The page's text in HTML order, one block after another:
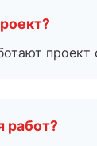
работ?